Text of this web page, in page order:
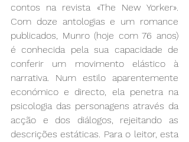
contos na revista «The New Yorker».
Com doze antologias e um romance
publicados, Munro (hoje com 76 anos)
é conhecida pela sua capacidade de
conferir um movimento elástico à
narrativa. Num estilo aparentemente
económico e directo, ela penetra na
psicologia das personagens através da
acção e dos diálogos, rejeitando as
descrições estáticas. Para o leitor, esta